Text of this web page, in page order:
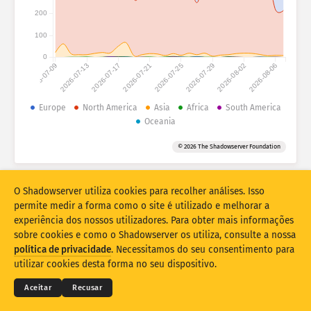
Ajuda
Conjunto de dados
Limite
Sobreposição
Atualizar Redefinir
Transferir como PNG
2026-07-092026-07-132026-07-17 2026-07-212026-07-252026-07-292026-08-022026-08-06
0
100
200
Europe North America Asia Africa
South America
Oceania
© 2026 The Shadowserver Foundation
© 2026THE SHADOWSERVER FOUNDATION
Privacidade e termos
Contacte-nos Créditos
O Shadowserver utiliza cookies para recolher análises. Isso
permite medir a forma como o site é utilizado e melhorar a
experiência dos nossos utilizadores. Para obter mais informações
sobre cookies e como o Shadowserver os utiliza, consulte a nossa
política de privacidade. Necessitamos do seu consentimento para
utilizar cookies desta forma no seu dispositivo.
Aceitar Recusar